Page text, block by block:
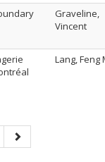
Graveline,
Vincent
Lang, Feng
Page
suivante